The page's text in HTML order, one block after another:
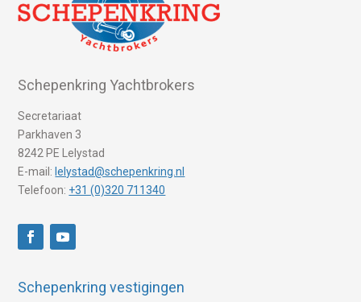
Schepenkring Yachtbrokers
Secretariaat
Parkhaven 3
8242 PE Lelystad
E-mail: lelystad@schepenkring.nl
Telefoon: +31 (0)320 711340
Schepenkring vestigingen